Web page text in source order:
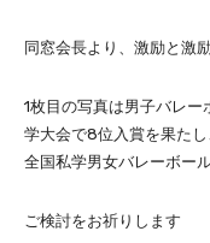
同窓会長より、激励と激
1枚目の写真は男子バレ
学大会で8位入賞を果た
全国私学男女バレーボー
ご検討をお祈りします